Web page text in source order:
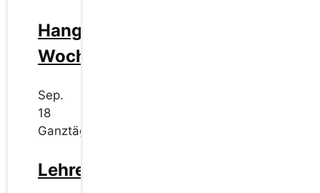
Hangflug
Wochenende
Sep.
18
Ganztägig
Lehrerschülerfliegen